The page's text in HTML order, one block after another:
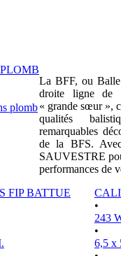
plomb
La BFF, ou Balle
droite ligne de
« grande sœur »,
qualités
remarquables
de la BFS.
SAUVESTRE
performances de
FIP BATTUE
•
243
•
6,5 x